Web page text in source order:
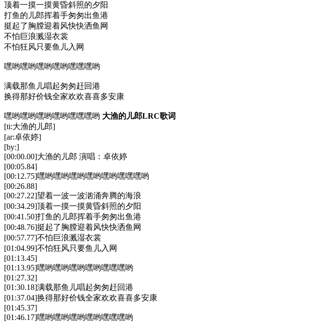
顶着一摸一摸黄昏斜照的夕阳
打鱼的儿郎挥着手匆匆出鱼港
挺起了胸膛迎着风快快洒鱼网
不怕巨浪溅湿衣裳
不怕狂风只要鱼儿入网
嘿哟嘿哟嘿哟嘿哟嘿嘿嘿哟
满载那鱼儿唱起匆匆赶回港
换得那好价钱全家欢欢喜喜多安康
嘿哟嘿哟嘿哟嘿哟嘿嘿嘿哟 大渔的儿郎LRC歌词
[ti:大渔的儿郎]
[ar:卓依婷]
[by:]
[00:00.00]大渔的儿郎 演唱：卓依婷
[00:05.84]
[00:12.75]嘿哟嘿哟嘿哟嘿哟嘿哟嘿嘿嘿哟
[00:26.88]
[00:27.22]望着一波一波汹涌奔腾的海浪
[00:34.29]顶着一摸一摸黄昏斜照的夕阳
[00:41.50]打鱼的儿郎挥着手匆匆出鱼港
[00:48.76]挺起了胸膛迎着风快快洒鱼网
[00:57.77]不怕巨浪溅湿衣裳
[01:04.99]不怕狂风只要鱼儿入网
[01:13.45]
[01:13.95]嘿哟嘿哟嘿哟嘿哟嘿嘿嘿哟
[01:27.32]
[01:30.18]满载那鱼儿唱起匆匆赶回港
[01:37.04]换得那好价钱全家欢欢喜喜多安康
[01:45.37]
[01:46.17]嘿哟嘿哟嘿哟嘿哟嘿嘿嘿哟